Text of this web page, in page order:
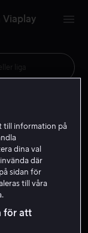
Viaplay
liga
till information på
dina val
där
sidan för
till våra
för att